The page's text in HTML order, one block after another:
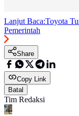
Lanjut Baca:Toyota
Pemerintah
Share
Copy Link
Batal
Tim Redaksi